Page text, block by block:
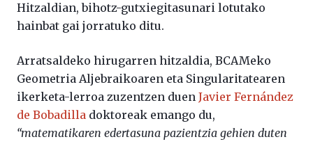
Hitzaldian, bihotz-gutxiegitasunari lotutako
hainbat gai jorratuko ditu.
Arratsaldeko hirugarren hitzaldia, BCAMeko
Geometria Aljebraikoaren eta Singularitatearen
ikerketa-lerroa zuzentzen duen Javier Fernández
de Bobadilla doktoreak emango du,
“matematikaren edertasuna pazientzia gehien duten